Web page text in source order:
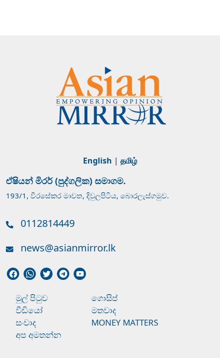
English | தமிழ்
ඒෂියන් මිරර් (පුද්ගලික) සමාගම.
193/1, වීරසේකර මාවත, දිවුලපිටිය, බොරලැස්ගමුව.
0112814449
news@asianmirror.lk
මුල් පිටුව
ගොසිප්
වීඩියෝ
මතවාද
සංවාද
MONEY MATTERS
අප අමතන්න